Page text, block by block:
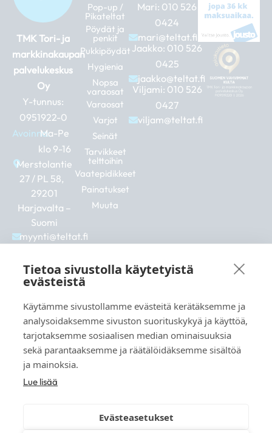
TMK Tori- ja
markkinakaupan
palvelukeskus
Oy
Y-tunnus:
0951922-0
Avoinna:Ma-Pe
klo 9-16
Merstolantie
27 / PL 58,
29201
Harjavalta –
Suomi
myynti@teltat.fi
0422
F
a
c
e
b
o
o
k
I
n
s
t
a
g
r
a
m
L
i
n
k
e
d
i
n
Pop-up /
Pikateltat
Pöydät ja
penkit
Pukkipöydät
Hygienia
Nopsa
varaosat
Varaosat
Varjot
Seinät
Tarvikkeet
telttoihin
Vaatepidikkeet
Painatukset
Muuta
Mari: 010 526
0424
mari@teltat.fi
Jaakko: 010 526
0425
jaakko@teltat.fi
Viljami: 010 526
0427
viljam@teltat.fi
Katso myös:
markkina.net
Tietoa sivustolla käytetyistä
evästeistä
Käytämme sivustollamme evästeitä kerätäksemme ja
analysoidaksemme sivuston suorituskykyä ja käyttöä,
tarjotaksemme sosiaalisen median ominaisuuksia
sekä parantaaksemme ja räätälöidäksemme sisältöä
ja mainoksia.
Lue lisää
Evästeasetukset